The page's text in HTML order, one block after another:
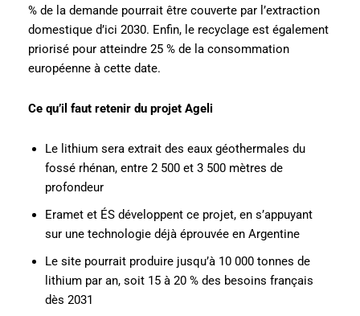
% de la demande pourrait être couverte par l’extraction
domestique d’ici 2030. Enfin, le recyclage est également
priorisé pour atteindre 25 % de la consommation
européenne à cette date.
Ce qu’il faut retenir du projet Ageli
Le lithium sera extrait des eaux géothermales du
fossé rhénan, entre 2 500 et 3 500 mètres de
profondeur
Eramet et ÉS développent ce projet, en s’appuyant
sur une technologie déjà éprouvée en Argentine
Le site pourrait produire jusqu’à 10 000 tonnes de
lithium par an, soit 15 à 20 % des besoins français
dès 2031